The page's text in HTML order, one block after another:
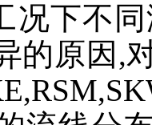
况下不
的原因,